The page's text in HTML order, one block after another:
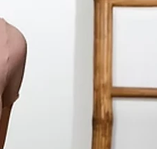
9,00 €
Taglia
Seleziona
Colore